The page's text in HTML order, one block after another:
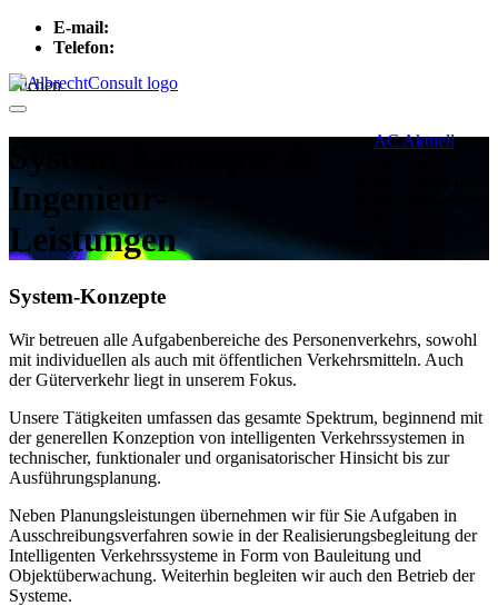
E-mail:
Telefon:
Suchen
Menu
AC Aktuell
System-Konzepte &
Ingenieur-
Leistungen
System-Konzepte
Wir betreuen alle Aufgabenbereiche des Personenverkehrs, sowohl
mit individuellen als auch mit öffentlichen Verkehrsmitteln. Auch
der Güterverkehr liegt in unserem Fokus.
Unsere Tätigkeiten umfassen das gesamte Spektrum, beginnend mit
der generellen Konzep­tion von intelligenten Verkehrssystemen in
technischer, funktiona­ler und organisatorischer Hinsicht bis zur
Ausführungsplanung.
Neben Planungsleistungen übernehmen wir für Sie Aufgaben in
Ausschreibungsverfahren sowie in der Realisierungsbegleitung der
Intelligenten Verkehrssysteme in Form von Bauleitung und
Objektüberwachung. Weiterhin begleiten wir auch den Betrieb der
Systeme.